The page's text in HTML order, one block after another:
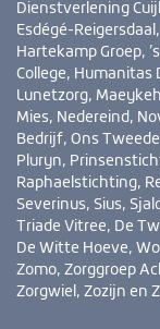
Dienstverlening
Esdégé-
Hartekamp Groep,
College, Humanitas
Lunetzorg,
Mies, Nedereind,
Bedrijf, Ons
Pluryn,
Raphaelstichting,
Severinus, Sius,
Triade Vitree, De
De Witte Hoeve,
Zomo, Zorggroep
Zorgwiel, Zozijn en